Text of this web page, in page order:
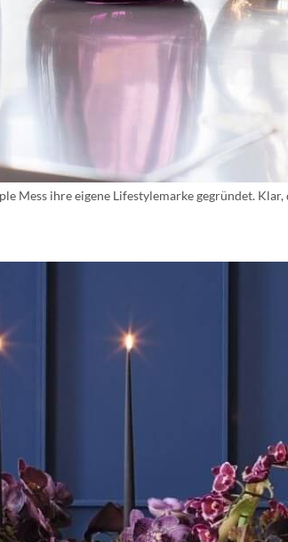
Mess ihre eigene Lifestylemarke gegründet. Klar,